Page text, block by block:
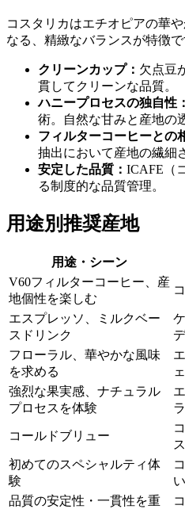
コスタリカはエチオピアの華
なる、精緻なバランスが特徴で
クリーンカップ： 欠点豆
貫してクリーンな品質。
ハニープロセスの独自性：
術。自然な甘みと産地の
フィルターコーヒーとの
抽出において産地の繊細
安定した品質： ICAFE（
る制度的な品質管理。
用途別推奨産地
用途・シーン
V60フィルターコーヒー、産
地個性を楽しむ
エスプレッソ、ミルクベー
スドリンク
フローラル、華やかな風味
を求める
強烈な果実感、ナチュラル
プロセスを体験
コールドブリュー
初めてのスペシャルティ体
験
品質の安定性・一貫性を重